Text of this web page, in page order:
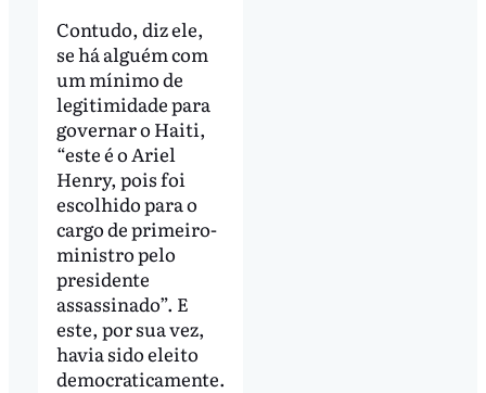
Contudo, diz ele,
se há alguém com
um mínimo de
legitimidade para
governar o Haiti,
“este é o Ariel
Henry, pois foi
escolhido para o
cargo de primeiro-
ministro pelo
presidente
assassinado”. E
este, por sua vez,
havia sido eleito
democraticamente.